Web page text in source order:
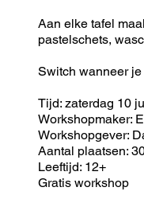
Aan elke tafel
pastelschets,
Switch wanneer
Tijd: zaterdag 10
Workshopmaker:
Workshopgever:
Aantal plaatsen:
Leeftijd: 12+
Gratis workshop